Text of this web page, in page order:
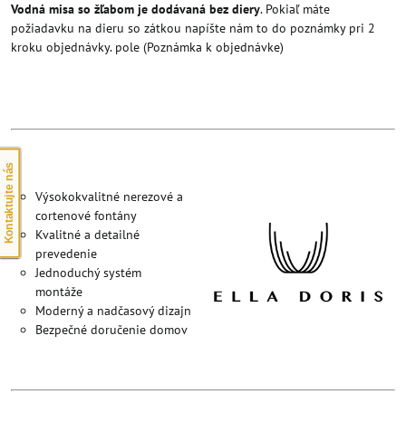
Vodná misa so žľabom je dodávaná bez diery. Pokiaľ máte
požiadavku na dieru so zátkou napíšte nám to do poznámky pri 2
kroku objednávky. pole (Poznámka k objednávke)
Výsokokvalitné nerezové a
cortenové fontány
Kvalitné a detailné
prevedenie
Jednoduchý systém
montáže
Moderný a nadčasový dizajn
Bezpečné doručenie domov
Kontaktujte nás